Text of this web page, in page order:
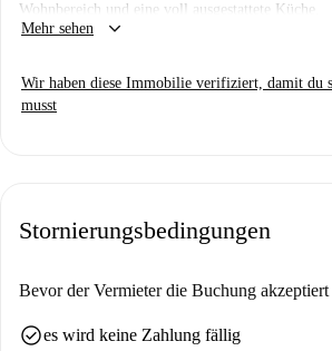
Wohnbereich und eine voll ausgestattete Küche.
Doppelbelegung erhöht sich um 50€
Mehr sehen keyboard_arrow_down
Wir haben diese Immobilie verifiziert, damit du
musst
Stornierungsbedingungen
Bevor der Vermieter die Buchung akzeptiert
check_circlees wird keine Zahlung fällig